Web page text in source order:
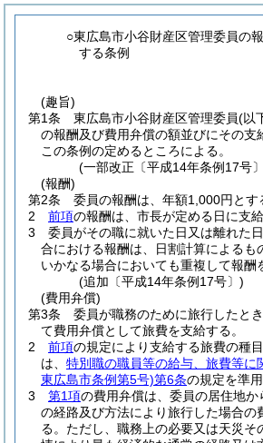
○東広島市小谷財産区管理委員の
する条例
(趣旨)
第1条
東広島市小谷財産区管理委員(以
の報酬及び費用弁償の額並びにその支
この条例の定めるところによる。
(一部改正〔平成14年条例17号
(報酬)
第2条
委員の報酬は、年額1,000円とす
2
前項の報酬は、市長が定める日に支給
3
委員がその職に就いた日又は離れた
合における報酬は、日割計算によるも
いかなる場合においても重複して報酬
(追加〔平成14年条例17号〕)
(費用弁償)
第3条
委員が職務のために旅行したと
て費用弁償として旅費を支給する。
2
前項の規定により支給する旅費の種
は、 特別職の職員等の給与、旅費等に
東広島市条例第5号)第6条の規定を準用
3
第1項の費用弁償は、委員の居住地か
の経路及び方法により旅行した場合の
る。 ただし、職務上の必要又は天災そ